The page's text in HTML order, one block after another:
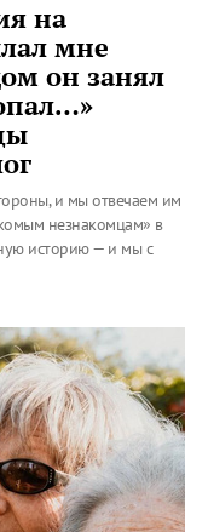
на
мне
он занял
и мы отвечаем им
незнакомцам» в
историю — и мы с